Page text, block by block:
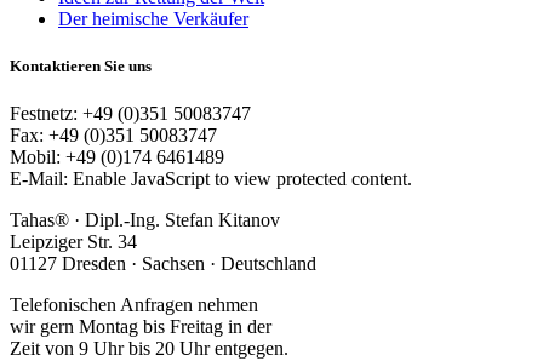
Der heimische Verkäufer
Kontaktieren Sie uns
Festnetz: +49 (0)351 50083747
Fax: +49 (0)351 50083747
Mobil: +49 (0)174 6461489
E-Mail: Enable JavaScript to view protected content.
Tahas® · Dipl.-Ing. Stefan Kitanov
Leipziger Str. 34
01127 Dresden · Sachsen · Deutschland
Telefonischen Anfragen nehmen
wir gern Montag bis Freitag in der
Zeit von 9 Uhr bis 20 Uhr entgegen.